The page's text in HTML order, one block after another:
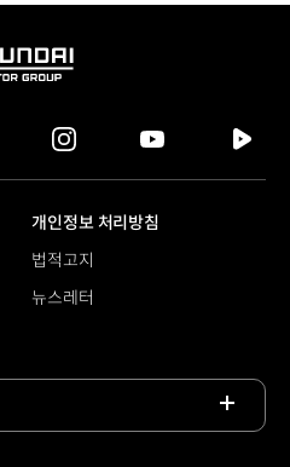
instagram
tv
개인정보 처리방침
법적고지
뉴스레터